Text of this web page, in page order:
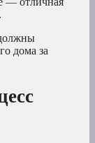
дома за